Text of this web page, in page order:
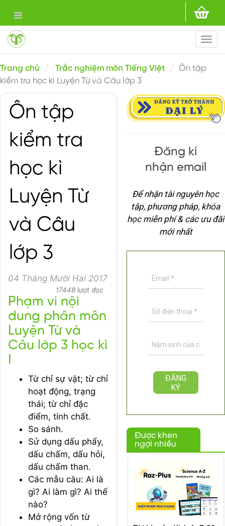
Trang chủ Trắc nghiệm môn Tiếng Việt
Ôn tập
kiểm tra học kì Luyện Từ và Câu lớp 3
Ôn tập
kiểm tra
học kì
Luyện Từ
và Câu
lớp 3
04 Tháng Mười Hai 2017
17448 lượt đọc
Phạm vi nội
dung phân môn
Luyện Từ và
Câu lớp 3 học kì
I
Từ chỉ sự vật; từ chỉ
hoạt động, trạng
thái; từ chỉ đặc
điểm, tính chất.
So sánh.
Sử dụng dấu phẩy,
dấu chấm, dấu hỏi,
dấu chấm than.
Các mẫu câu: Ai là
gì? Ai làm gì? Ai thế
nào?
Mở rộng vốn từ
Đăng kí
nhận email
Để nhận tài nguyên học
tập, phương pháp, khóa
học miễn phí & các ưu đãi
mới nhất
Được khen
ngợi nhiều